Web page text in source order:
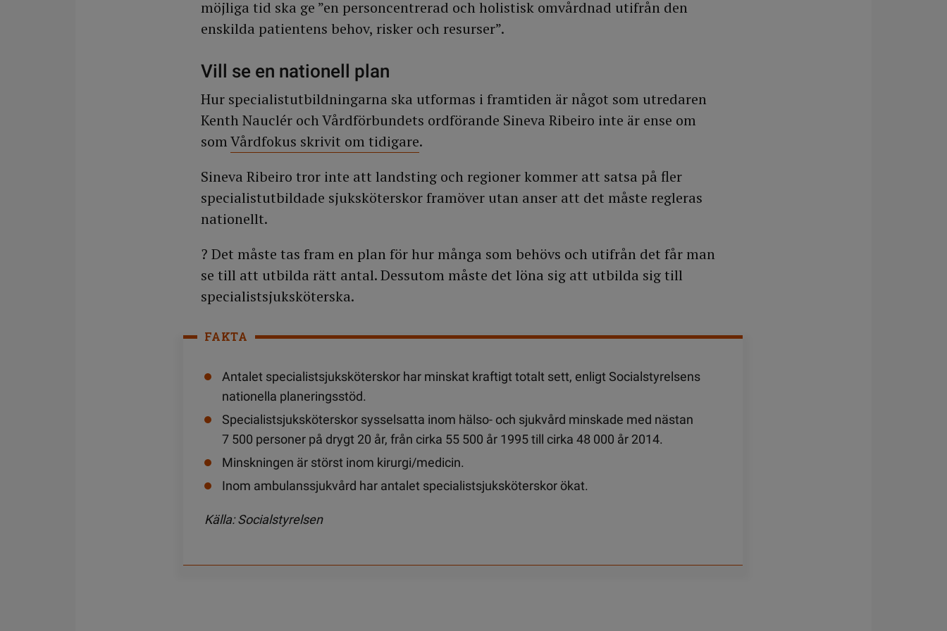
möjliga tid ska ge ”en personcentrerad och holistisk omvårdnad utifrån den
enskilda patientens behov, risker och resurser”.
Vill se en nationell plan
Hur specialistutbildningarna ska utformas i framtiden är något som utredaren
Kenth Nauclér och Vårdförbundets ordförande Sineva Ribeiro inte är ense om
somVårdfokus skrivit om tidigare.
Sineva Ribeiro tror inte att landsting och regioner kommer att satsa på fler
specialistutbildade sjuksköterskor framöver utan anser att det måste regleras
nationellt.
? Det måste tas fram en plan för hur många som behövs och utifrån det får man
se till att utbilda rätt antal. Dessutom måste det löna sig att utbilda sig till
specialistsjuksköterska.
FAKTA
Antalet specialistsjuksköterskor har minskat kraftigt totalt sett, enligt Socialstyrelsens
nationella planeringsstöd.
Specialistsjuksköterskor sysselsatta inom hälso- och sjukvård minskade med nästan
7 500 personer på drygt 20 år, från cirka 55 500 år 1995 till cirka 48 000 år 2014.
Minskningen är störst inom kirurgi/medicin.
Inom ambulanssjukvård har antalet specialistsjuksköterskor ökat.
Källa: Socialstyrelsen